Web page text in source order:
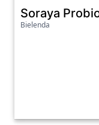
Soraya
Bielenda